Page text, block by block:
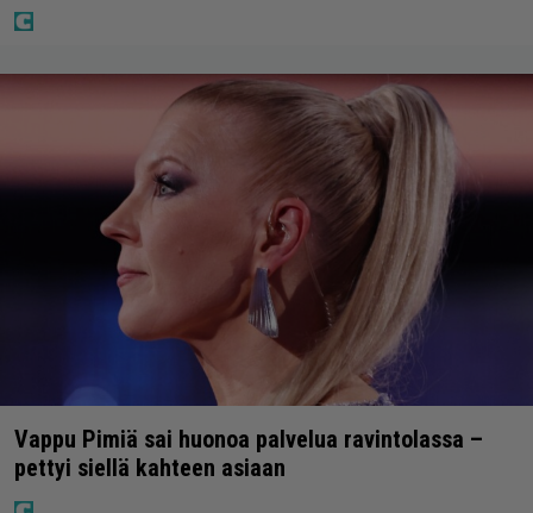
Vappu Pimiä sai huonoa palvelua ravintolassa –
pettyi siellä kahteen asiaan